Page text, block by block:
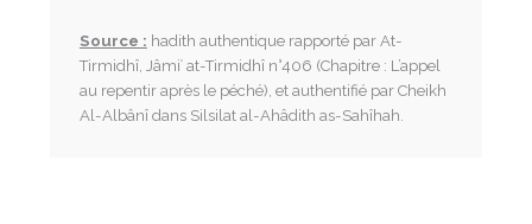
Source : hadith authentique rapporté par At-
Tirmidhî, Jâmiʿ at-Tirmidhî n°406 (Chapitre : L’appel
au repentir après le péché), et authentifié par Cheikh
Al-Albânî dans Silsilat al-Ahâdith as-Sahîhah.